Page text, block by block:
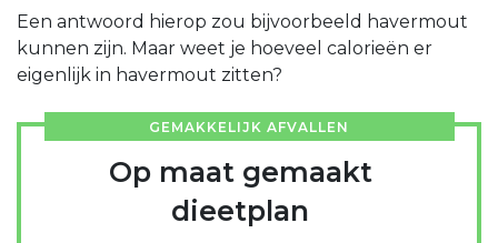
Een antwoord hierop zou bijvoorbeeld havermout
kunnen zijn. Maar weet je hoeveel calorieën er
eigenlijk in havermout zitten?
GEMAKKELIJK AFVALLEN
Op maat gemaakt
dieetplan